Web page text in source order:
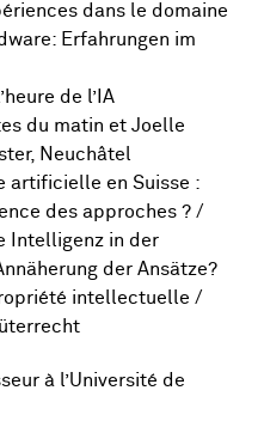
dans le domaine
Erfahrungen im
de l’IA
du matin et Joelle
Neuchâtel
artificielle en Suisse :
des approches ? /
Intelligenz in der
der Ansätze?
intellectuelle /
à l’Université de